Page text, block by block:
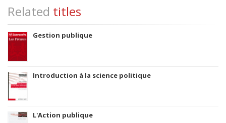
Related titles
Gestion publique
Introduction à la science politique
L'Action publique